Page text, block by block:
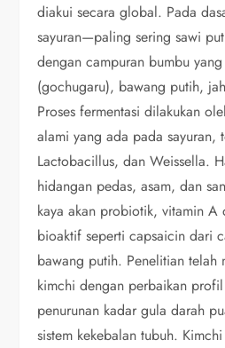
diakui secara global. Pada
sayuran—paling sering sawi
dengan campuran bumbu
(gochugaru), bawang putih,
Proses fermentasi dilakukan
alami yang ada pada sayuran,
Lactobacillus, dan Weissella.
hidangan pedas, asam, dan
kaya akan probiotik, vitamin A
bioaktif seperti capsaicin dari
bawang putih. Penelitian telah
kimchi dengan perbaikan
penurunan kadar gula darah
sistem kekebalan tubuh.